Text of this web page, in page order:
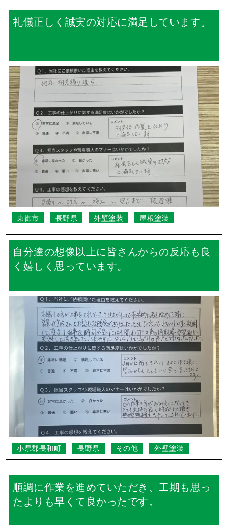
礼儀正しく誠実の対応に満足しています。
東御市 長野県 外壁塗装 屋根塗装
自分達の想像以上に皆さんからの反応も良
く嬉しく思っています。
小県郡長和町 長野県 その他 外壁塗装
順調に作業を進めていただき、工期も思っ
たよりも早くて良かったです。